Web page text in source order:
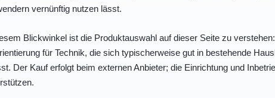
vernünftig nutzen lässt.
Blickwinkel ist die Produktauswahl auf dieser Seite zu
für Technik, die sich typischerweise gut in bestehende
Der Kauf erfolgt beim externen Anbieter; die Einrichtung und